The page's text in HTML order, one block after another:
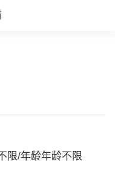
限/年龄年龄不限